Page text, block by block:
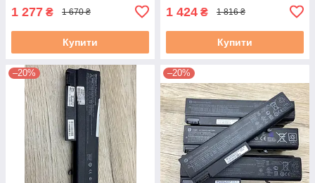
1 277 ₴ 1 670 ₴
Купити
1 424 ₴ 1 816 ₴
Купити
–20% –20%